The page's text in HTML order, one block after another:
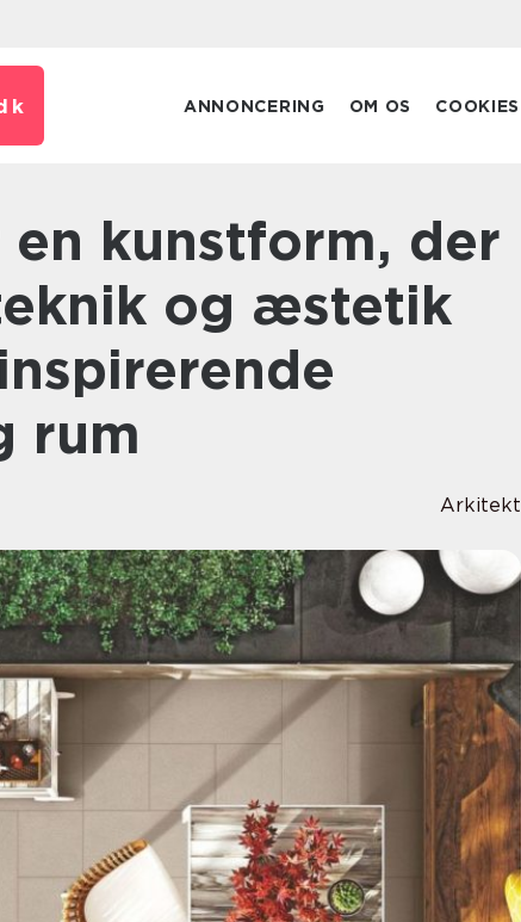
ANNONCERING OM OS COOKIES
og æstetik
rum
Arkitekt